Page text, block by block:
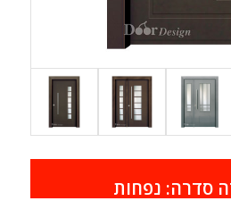
סדרה: נפחות